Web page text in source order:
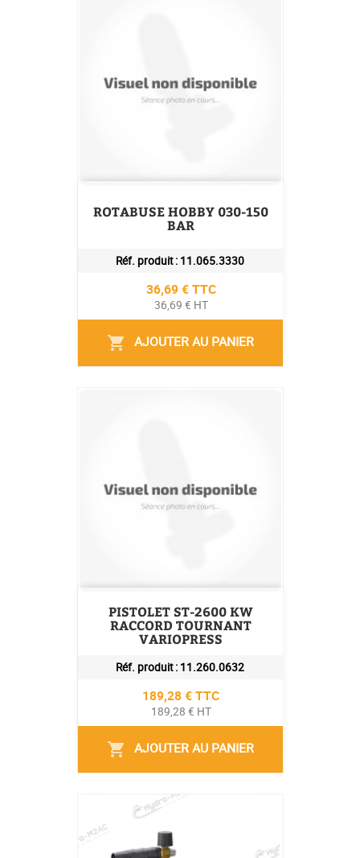
ROTABUSE HOBBY 030-150
BAR
Réf. produit : 11.065.3330
Prix
36,69 € TTC
36,69 € HT
shopping_cart AJOUTER AU PANIER
PISTOLET ST-2600 KW
RACCORD TOURNANT
VARIOPRESS
Réf. produit : 11.260.0632
Prix
189,28 € TTC
189,28 € HT
shopping_cart AJOUTER AU PANIER